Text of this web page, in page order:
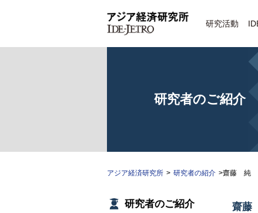
研究活動
研究者のご紹介
アジア経済研究所 > 研究者の紹介 >齋藤 純
研究者のご紹介 齋